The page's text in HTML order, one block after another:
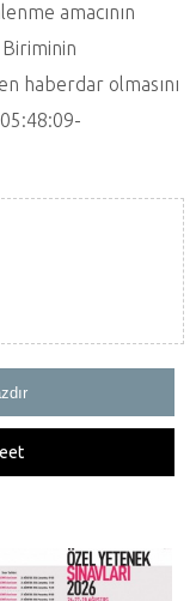
amacının
haberdar olmasını